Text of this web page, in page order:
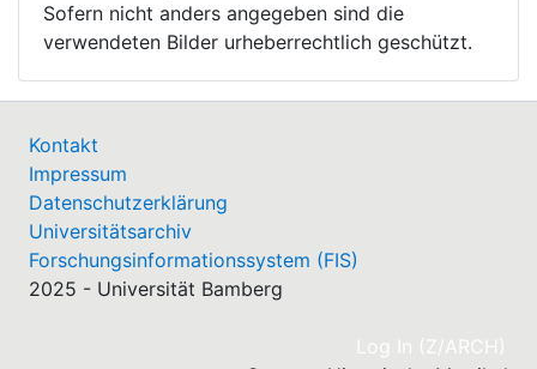
Sofern nicht anders angegeben sind die
verwendeten Bilder urheberrechtlich geschützt.
Kontakt
Impressum
Datenschutzerklärung
Universitätsarchiv
Forschungsinformationssystem (FIS)
2025 - Universität Bamberg
Log In (Z/ARCH)